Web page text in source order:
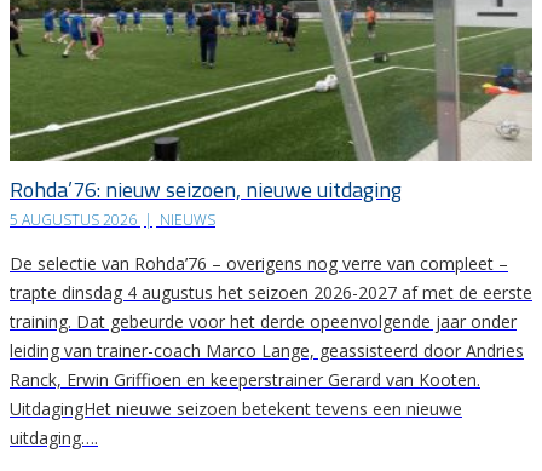
Rohda’76: nieuw seizoen, nieuwe uitdaging
5 AUGUSTUS 2026 | NIEUWS
De selectie van Rohda’76 – overigens nog verre van compleet –
trapte dinsdag 4 augustus het seizoen 2026-2027 af met de eerste
training. Dat gebeurde voor het derde opeenvolgende jaar onder
leiding van trainer-coach Marco Lange, geassisteerd door Andries
Ranck, Erwin Griffioen en keeperstrainer Gerard van Kooten.
UitdagingHet nieuwe seizoen betekent tevens een nieuwe
uitdaging….